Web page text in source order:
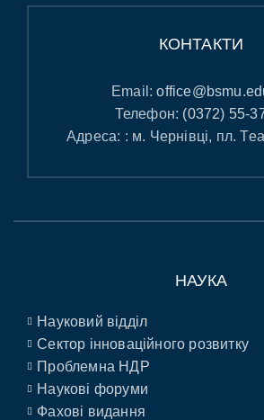
КОНТАКТИ
Email:
Телефон: (0372) 55-
Адреса: : м. Чернівці, пл.
НАУКА
Науковий відділ
Сектор інноваційного розвитку
Проблемна НДР
Наукові форуми
Фахові видання